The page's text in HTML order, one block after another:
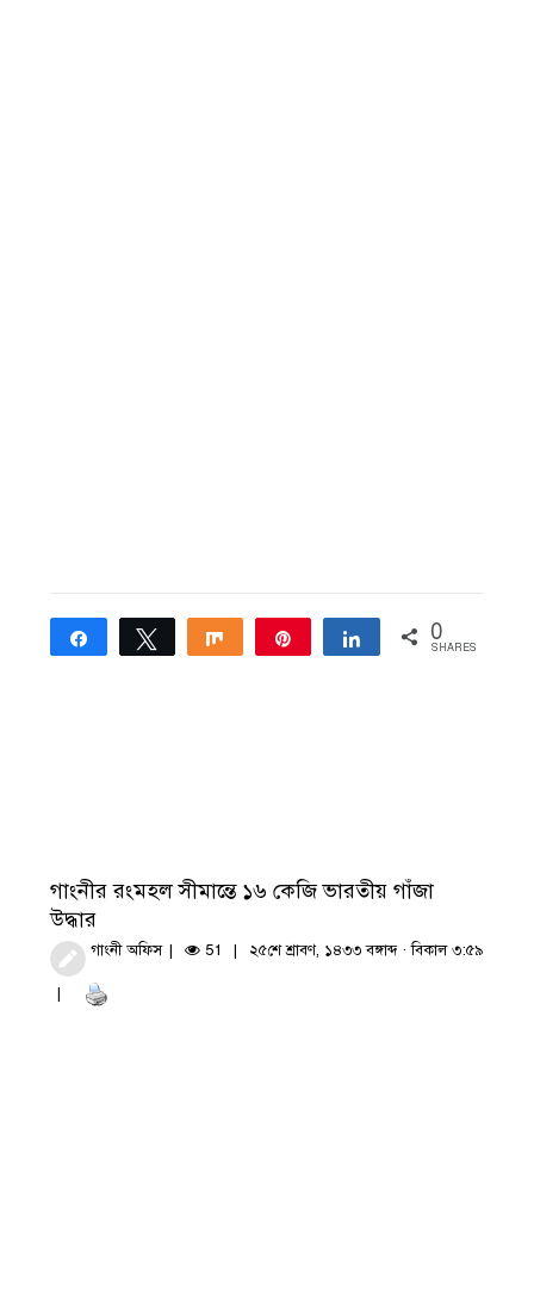
Share Tweet Share Share 0
SHARES
গাংনীর রংমহল সীমান্তে ১৬ কেজি ভারতীয় গাঁজা
উদ্ধার
গাংনী অফিস 51 ২৫শে শ্রাবণ, ১৪৩৩ বঙ্গাব্দ · বিকাল ৩:৫৯